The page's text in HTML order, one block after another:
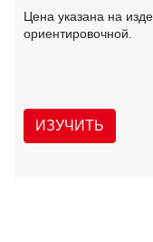
Цена указана на
ориентировочной.
ИЗУЧИТЬ